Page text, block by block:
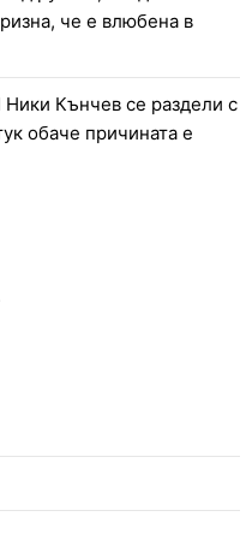
че е влюбена в
Ники Кънчев се раздели с
обаче причината е